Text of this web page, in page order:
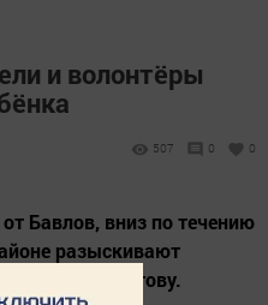
и волонтёры
507 0 0
Бавлов, вниз по течению
разыскивают
Карину Давлетову.